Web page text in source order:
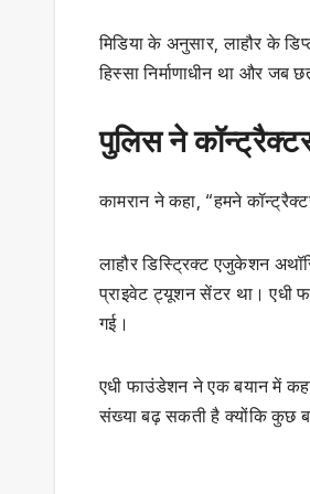
मिडिया के अनुसार, लाहौर के
हिस्सा निर्माणाधीन था और जब
पुलिस ने
कामरान ने कहा, “हमने
लाहौर डिस्ट्रिक्ट एजुकेशन
प्राइवेट ट्यूशन सेंटर था। एधी
गई।
एधी फाउंडेशन ने एक बयान में
संख्या बढ़ सकती है क्योंकि कुछ